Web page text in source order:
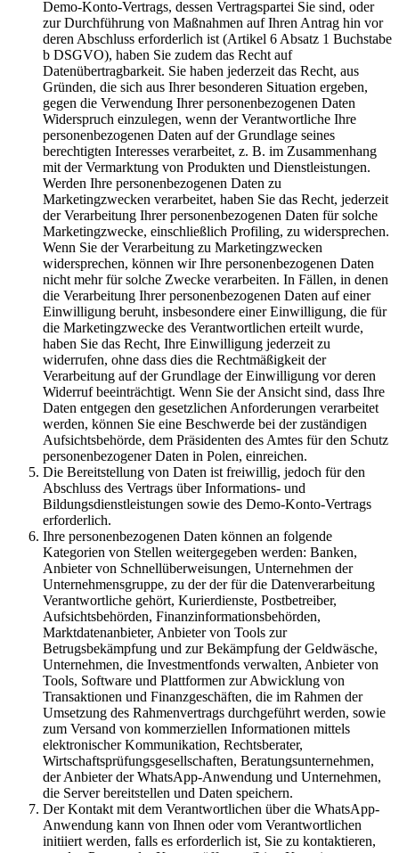
Demo-Konto-Vertrags, dessen Vertragspartei Sie sind, oder
zur Durchführung von Maßnahmen auf Ihren Antrag hin vor
deren Abschluss erforderlich ist (Artikel 6 Absatz 1 Buchstabe
b DSGVO), haben Sie zudem das Recht auf
Datenübertragbarkeit. Sie haben jederzeit das Recht, aus
Gründen, die sich aus Ihrer besonderen Situation ergeben,
gegen die Verwendung Ihrer personenbezogenen Daten
Widerspruch einzulegen, wenn der Verantwortliche Ihre
personenbezogenen Daten auf der Grundlage seines
berechtigten Interesses verarbeitet, z. B. im Zusammenhang
mit der Vermarktung von Produkten und Dienstleistungen.
Werden Ihre personenbezogenen Daten zu
Marketingzwecken verarbeitet, haben Sie das Recht, jederzeit
der Verarbeitung Ihrer personenbezogenen Daten für solche
Marketingzwecke, einschließlich Profiling, zu widersprechen.
Wenn Sie der Verarbeitung zu Marketingzwecken
widersprechen, können wir Ihre personenbezogenen Daten
nicht mehr für solche Zwecke verarbeiten. In Fällen, in denen
die Verarbeitung Ihrer personenbezogenen Daten auf einer
Einwilligung beruht, insbesondere einer Einwilligung, die für
die Marketingzwecke des Verantwortlichen erteilt wurde,
haben Sie das Recht, Ihre Einwilligung jederzeit zu
widerrufen, ohne dass dies die Rechtmäßigkeit der
Verarbeitung auf der Grundlage der Einwilligung vor deren
Widerruf beeinträchtigt. Wenn Sie der Ansicht sind, dass Ihre
Daten entgegen den gesetzlichen Anforderungen verarbeitet
werden, können Sie eine Beschwerde bei der zuständigen
Aufsichtsbehörde, dem Präsidenten des Amtes für den Schutz
personenbezogener Daten in Polen, einreichen.
Die Bereitstellung von Daten ist freiwillig, jedoch für den
Abschluss des Vertrags über Informations- und
Bildungsdienstleistungen sowie des Demo-Konto-Vertrags
erforderlich.
Ihre personenbezogenen Daten können an folgende
Kategorien von Stellen weitergegeben werden: Banken,
Anbieter von Schnellüberweisungen, Unternehmen der
Unternehmensgruppe, zu der der für die Datenverarbeitung
Verantwortliche gehört, Kurierdienste, Postbetreiber,
Aufsichtsbehörden, Finanzinformationsbehörden,
Marktdatenanbieter, Anbieter von Tools zur
Betrugsbekämpfung und zur Bekämpfung der Geldwäsche,
Unternehmen, die Investmentfonds verwalten, Anbieter von
Tools, Software und Plattformen zur Abwicklung von
Transaktionen und Finanzgeschäften, die im Rahmen der
Umsetzung des Rahmenvertrags durchgeführt werden, sowie
zum Versand von kommerziellen Informationen mittels
elektronischer Kommunikation, Rechtsberater,
Wirtschaftsprüfungsgesellschaften, Beratungsunternehmen,
der Anbieter der WhatsApp-Anwendung und Unternehmen,
die Server bereitstellen und Daten speichern.
Der Kontakt mit dem Verantwortlichen über die WhatsApp-
Anwendung kann von Ihnen oder vom Verantwortlichen
initiiert werden, falls es erforderlich ist, Sie zu kontaktieren,